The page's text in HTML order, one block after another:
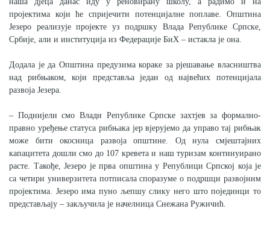
пројектима који ће спријечити потенцијалне поплаве. Општина
Језеро реализује пројекте уз подршку Влада Републике Српске,
Србије, али и институција из Федерације БиХ – истакла је она.
Додала је да Општина предузима кораке за рјешавање власништва
над рибњаком, који представља један од највећих потенцијала
развоја Језера.
– Поднијели смо Влади Републике Српске захтјев за формално-
правно уређење статуса рибњака јер вјерујемо да управо тај рибњак
може бити окосница развоја општине. Од нула смјештајних
капацитета дошли смо до 107 кревета и наш туризам континуирано
расте. Такође, Језеро је прва општина у Републици Српској која је
са четири универзитета потписала споразуме о подршци развојним
пројектима. Језеро има пуно љепшу слику него што појединци то
представљају – закључила је начелница Снежана Ружичић.